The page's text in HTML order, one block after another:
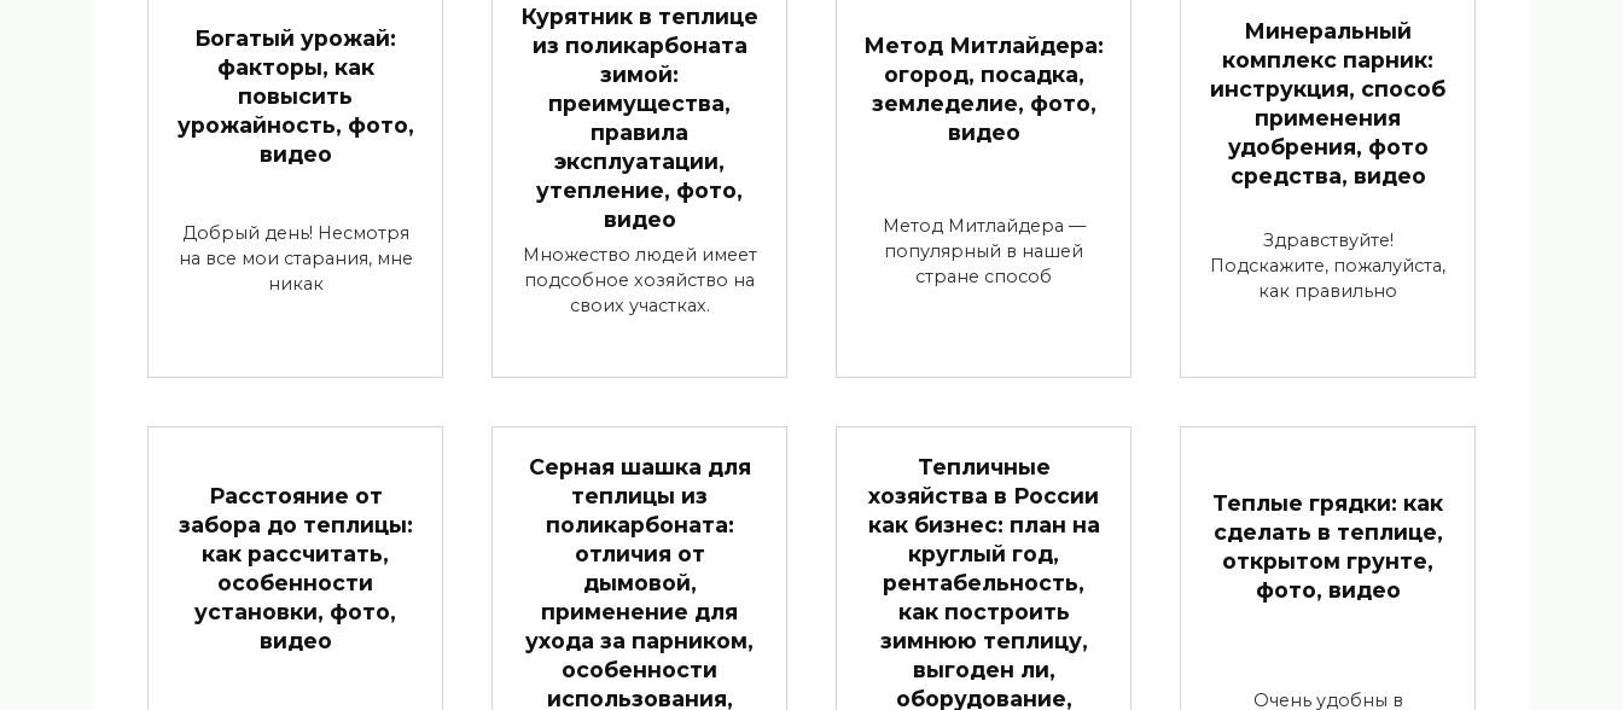
Богатый урожай:
факторы, как
повысить
урожайность, фото,
видео
Добрый день! Несмотря
на все мои старания, мне
никак
Курятник в теплице
из поликарбоната
зимой:
преимущества,
правила
эксплуатации,
утепление, фото,
видео
Множество людей имеет
подсобное хозяйство на
своих участках.
Метод Митлайдера:
огород, посадка,
земледелие, фото,
видео
Метод Митлайдера —
популярный в нашей
стране способ
Минеральный
комплекс парник:
инструкция, способ
применения
удобрения, фото
средства, видео
Здравствуйте!
Подскажите, пожалуйста,
как правильно
Расстояние от
забора до теплицы:
как рассчитать,
особенности
установки, фото,
видео
Серная шашка для
теплицы из
поликарбоната:
отличия от
дымовой,
применение для
ухода за парником,
особенности
использования,
Тепличные
хозяйства в России
как бизнес: план на
круглый год,
рентабельность,
как построить
зимнюю теплицу,
выгоден ли,
оборудование,
Теплые грядки: как
сделать в теплице,
открытом грунте,
фото, видео
Очень удобны в